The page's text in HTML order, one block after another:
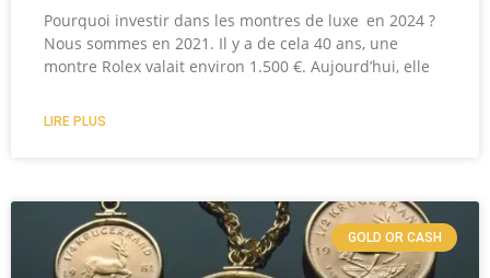
Pourquoi investir dans les montres de luxe en 2024 ?
Nous sommes en 2021. Il y a de cela 40 ans, une
montre Rolex valait environ 1.500 €. Aujourd’hui, elle
LIRE PLUS
GOLD OR CASH